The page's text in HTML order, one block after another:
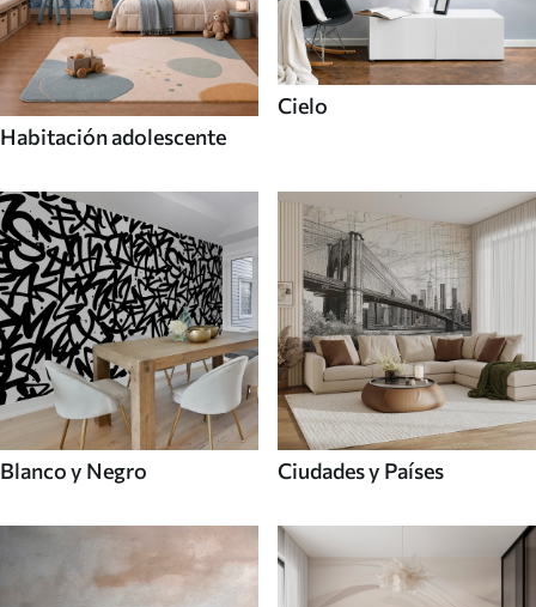
Habitación adolescente
Cielo
Blanco y Negro Ciudades y Países